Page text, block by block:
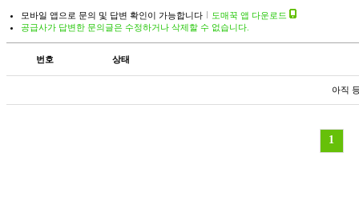
모바일 앱으로 문의 및 답변 확인이 가능합니다
도매꾹 앱 다운로드
공급사가 답변한 문의글은 수정하거나 삭제할 수 없습니다.
번호 상태
아직
1